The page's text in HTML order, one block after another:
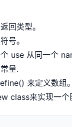
回类型。
号。
use 从同一个
量.
来定义数组。
class来实现一个